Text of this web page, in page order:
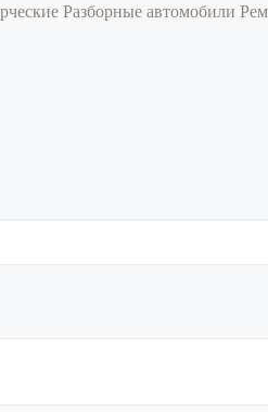
Разборные автомобили